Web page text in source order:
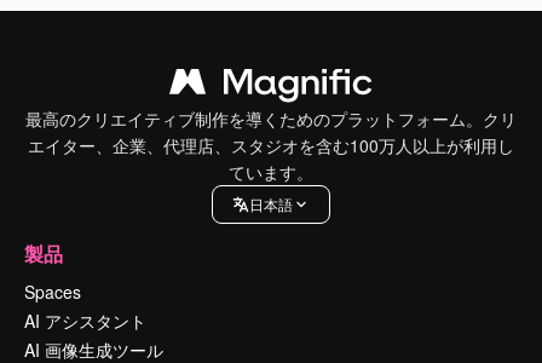
最高のクリエイティブ制作を導くためのプラットフォーム。クリ
エイター、企業、代理店、スタジオを含む100万人以上が利用し
ています。
日本語
製品
Spaces
AI アシスタント
AI 画像生成ツール